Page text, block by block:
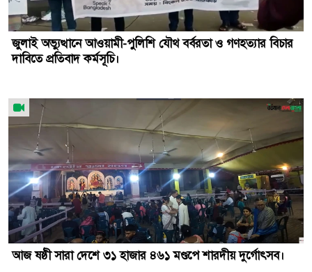
জুলাই অভ্যুত্থানে আওয়ামী-পুলিশি যৌথ বর্বরতা ও গণহত্যার বিচার
দাবিতে প্রতিবাদ কর্মসূচি।
আজ ষষ্ঠী সারা দেশে ৩১ হাজার ৪৬১ মণ্ডপে শারদীয় দুর্গোৎসব।